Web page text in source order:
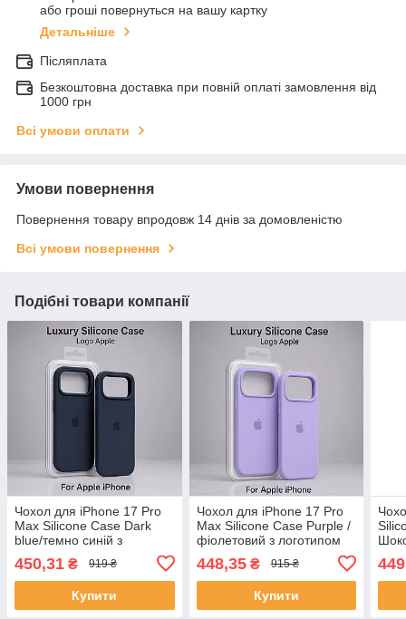
або гроші повернуться на вашу картку
Детальніше
Післяплата
Безкоштовна доставка при повній оплаті замовлення від
1000 грн
Всі умови оплати
Умови повернення
Повернення товару впродовж 14 днів за домовленістю
Всі умови повернення
Подібні товари компанії
Чохол для iPhone 17 Pro
Max Silicone Case Dark
blue/темно синій з
логотипом Apple — , soft-
touch, у оригінальній
упаковці
450,31 ₴ 919 ₴
Купити
Чохол для iPhone 17 Pro
Max Silicone Case Purple /
фіолетовий з логотипом
оригінальній упаковці
448,35₴ 915 ₴
Купити
soft-